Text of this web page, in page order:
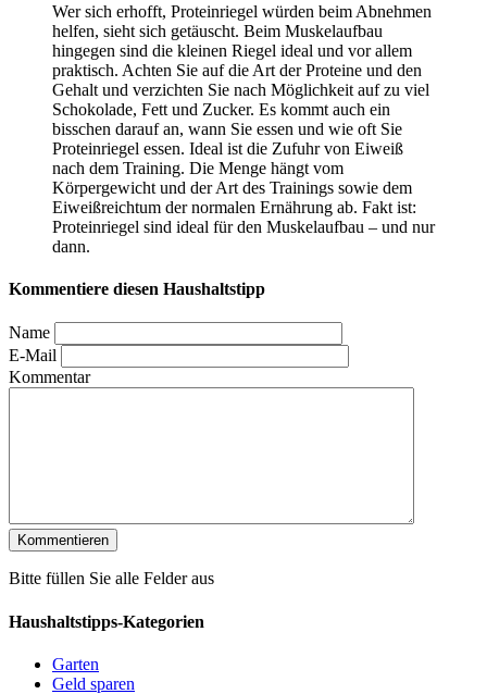
Wer sich erhofft, Proteinriegel würden beim Abnehmen
helfen, sieht sich getäuscht. Beim Muskelaufbau
hingegen sind die kleinen Riegel ideal und vor allem
praktisch. Achten Sie auf die Art der Proteine und den
Gehalt und verzichten Sie nach Möglichkeit auf zu viel
Schokolade, Fett und Zucker. Es kommt auch ein
bisschen darauf an, wann Sie essen und wie oft Sie
Proteinriegel essen. Ideal ist die Zufuhr von Eiweiß
nach dem Training. Die Menge hängt vom
Körpergewicht und der Art des Trainings sowie dem
Eiweißreichtum der normalen Ernährung ab. Fakt ist:
Proteinriegel sind ideal für den Muskelaufbau – und nur
dann.
Kommentiere diesen Haushaltstipp
Name
E-Mail
Kommentar
Bitte füllen Sie alle Felder aus
Haushaltstipps-Kategorien
Garten
Geld sparen